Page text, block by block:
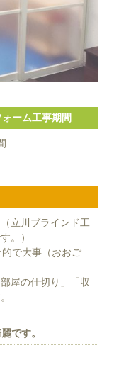
ォーム工事期間
立川ブラインド工
。）
で大事（おおご
屋の仕切り」「収
です。